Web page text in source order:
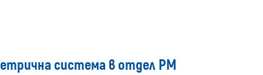
система в отдел РМ